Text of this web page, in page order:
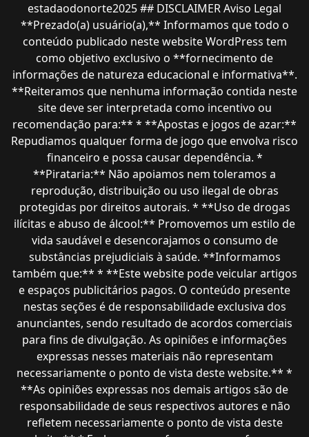
estadaodonorte2025 ## DISCLAIMER Aviso Legal
**Prezado(a) usuário(a),** Informamos que todo o
conteúdo publicado neste website WordPress tem
como objetivo exclusivo o **fornecimento de
informações de natureza educacional e informativa**.
**Reiteramos que nenhuma informação contida neste
site deve ser interpretada como incentivo ou
recomendação para:** * **Apostas e jogos de azar:**
Repudiamos qualquer forma de jogo que envolva risco
financeiro e possa causar dependência. *
**Pirataria:** Não apoiamos nem toleramos a
reprodução, distribuição ou uso ilegal de obras
protegidas por direitos autorais. * **Uso de drogas
ilícitas e abuso de álcool:** Promovemos um estilo de
vida saudável e desencorajamos o consumo de
substâncias prejudiciais à saúde. **Informamos
também que:** * **Este website pode veicular artigos
e espaços publicitários pagos. O conteúdo presente
nestas seções é de responsabilidade exclusiva dos
anunciantes, sendo resultado de acordos comerciais
para fins de divulgação. As opiniões e informações
expressas nesses materiais não representam
necessariamente o ponto de vista deste website.** *
**As opiniões expressas nos demais artigos são de
responsabilidade de seus respectivos autores e não
refletem necessariamente o ponto de vista deste